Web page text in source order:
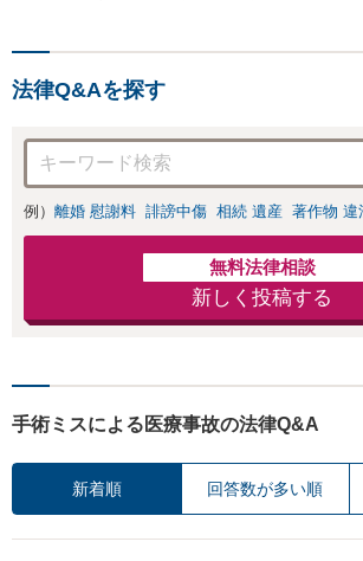
法律Q&Aを探す
例） 離婚 慰謝料 誹謗中傷 相続 遺産 著作物 違
無料法律相談
新しく投稿する
手術ミスによる医療事故の法律Q&A
新着順 回答数が多い順